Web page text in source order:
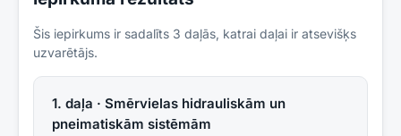
Šis iepirkums ir sadalīts 3 daļās, katrai daļai ir atsevišķs
uzvarētājs.
1. daļa · Smērvielas hidrauliskām un
pneimatiskām sistēmām